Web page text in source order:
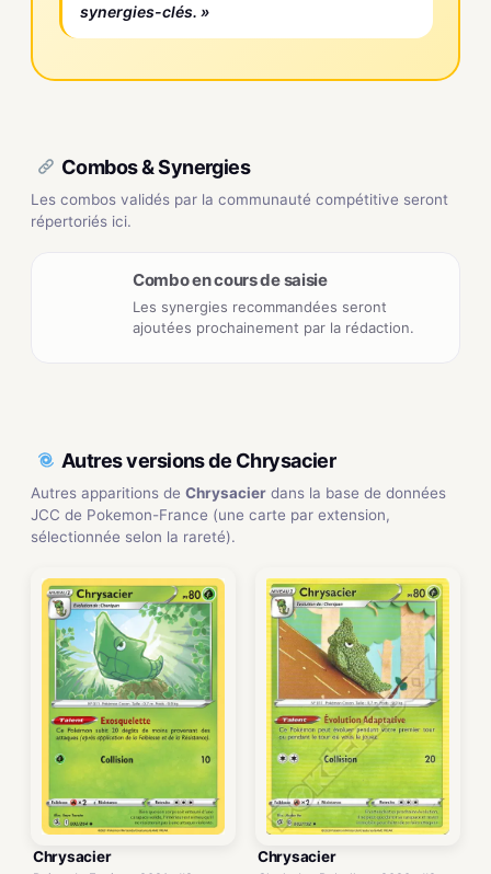
synergies-clés. »
Combos & Synergies
Les combos validés par la communauté compétitive seront
répertoriés ici.
Combo en cours de saisie
Les synergies recommandées seront
ajoutées prochainement par la rédaction.
Autres versions de Chrysacier
Autres apparitions de Chrysacier dans la base de données
JCC de Pokemon-France (une carte par extension,
sélectionnée selon la rareté).
Chrysacier Chrysacier